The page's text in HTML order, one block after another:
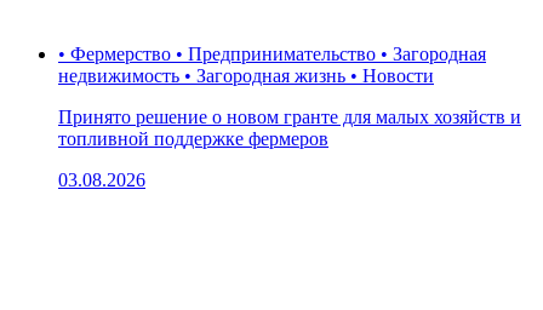
• Фермерство • Предпринимательство • Загородная
недвижимость • Загородная жизнь • Новости
Принято решение о новом гранте для малых хозяйств и
топливной поддержке фермеров
03.08.2026